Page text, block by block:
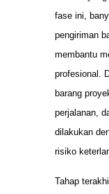
fase ini,
pengiriman
membantu
profesional.
barang
perjalanan,
dilakukan
risiko
Tahap